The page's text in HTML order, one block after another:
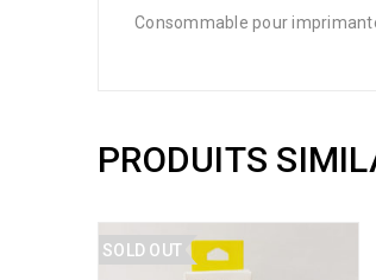
Consommable pour
PRODUITS
SOLD OUT